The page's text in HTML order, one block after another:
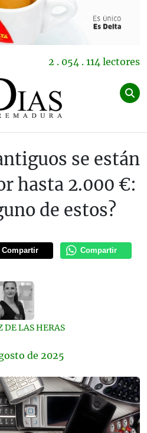
2 . 054 . 114 lectores
se están
hasta 2.000 €:
de estos?
Compartir Compartir
DE LAS HERAS
de 2025